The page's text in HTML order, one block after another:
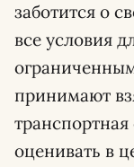
заботится о
все условия
принимают
оценивать в